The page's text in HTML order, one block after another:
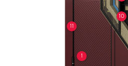
1
10
11